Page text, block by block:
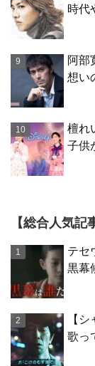
時代
阿部
想い
檀れ
子供
【総合人気記
テセ
黒幕
【
歌っ